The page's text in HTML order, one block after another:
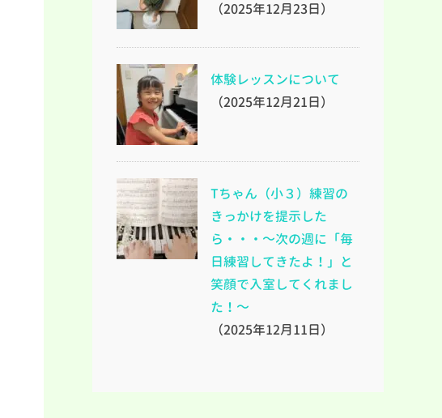
（2025年12月23日）
体験レッスンについて
（2025年12月21日）
Tちゃん（小３）練習の
きっかけを提示した
ら・・・～次の週に「毎
日練習してきたよ！」と
笑顔で入室してくれまし
た！～
（2025年12月11日）